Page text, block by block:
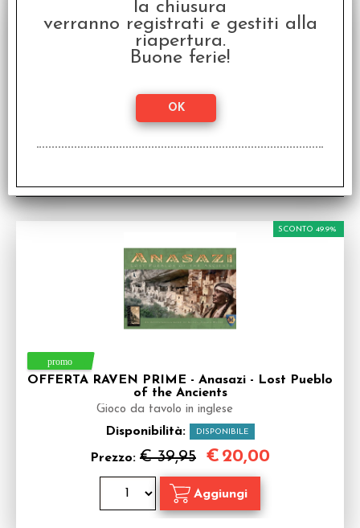
Armageddon
Gioco da tavolo in inglese
OFFERTA RAVEN PRIME - Anasazi - Lost Pueblo
of the Ancients
Gioco da tavolo in inglese
Disponibilità: DISPONIBILE
Prezzo: € 39,95
SCONTO 49.9%
€ 20,00
la chiusura
verranno registrati e gestiti alla
riapertura.
Buone ferie!